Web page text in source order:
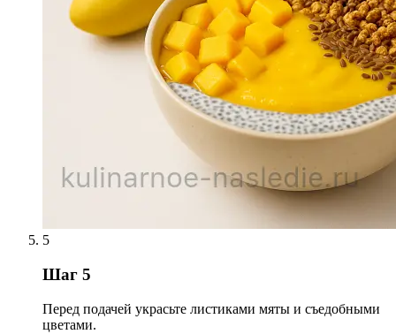
5
Шаг 5
Перед подачей украсьте листиками мяты и съедобными
цветами.